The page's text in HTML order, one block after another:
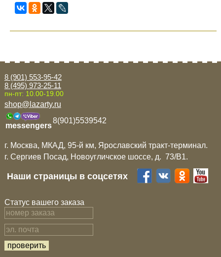
8 (901) 553-95-42
8 (495) 973-25-11
пн-пт: 10.00-19.00
shop@lazarty.ru
messengers
8(901)5539542
г. Москва, МКАД, 95-й км, Ярославский тракт-терминал.
г. Сергиев Посад, Новоугличское шоссе, д. 73/B1.
Наши страницы в соцсетях
Статус вашего заказа
Opel
Renault
Suzuki
Toyota
УАЗ
Дополнительные товары